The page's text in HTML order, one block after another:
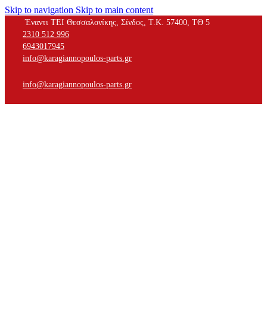
Skip to navigation Skip to main content
Έναντι ΤΕΙ Θεσσαλονίκης, Σίνδος, Τ.Κ. 57400, ΤΘ 5
2310 512 996
6943017945
info@karagiannopoulos-parts.gr
info@karagiannopoulos-parts.gr